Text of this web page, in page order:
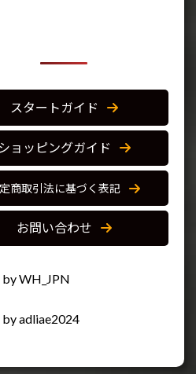
スタートガイド
ショッピングガイド
商取引法に基づく表記
お問い合わせ
WH_JPN
by adliae2024